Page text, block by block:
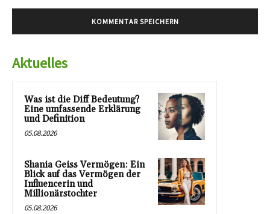
Aktuelles
Was ist die Diff Bedeutung?
Eine umfassende Erklärung
und Definition
05.08.2026
Shania Geiss Vermögen: Ein
Blick auf das Vermögen der
Influencerin und
Millionärstochter
05.08.2026